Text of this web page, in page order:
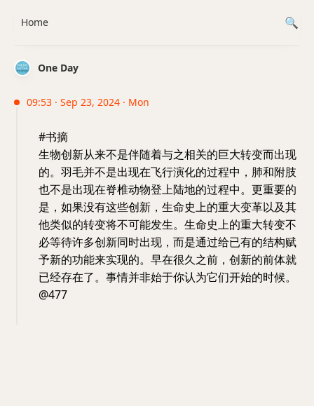
One Day
09:53 · Sep 23, 2024 · Mon
#书摘
生物创新从来不是伴随着与之相关的巨大转变而出现
的。羽毛并不是出现在飞行演化的过程中，肺和附肢
也不是出现在脊椎动物登上陆地的过程中。更重要的
是，如果没有这些创新，生命史上的重大变革以及其
他类似的转变将不可能发生。生命史上的重大转变不
必等待许多创新同时出现，而是通过给已有的结构赋
予新的功能来实现的。早在很久之前，创新的前体就
已经存在了。事情并非始于你认为它们开始的时候。
@477
Home